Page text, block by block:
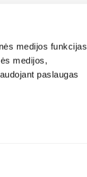
medijos funkcijas
medijos,
paslaugas